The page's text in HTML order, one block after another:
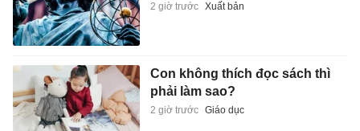
2 giờ trước Xuất bản
Con không thích đọc sách thì
phải làm sao?
2 giờ trước Giáo dục